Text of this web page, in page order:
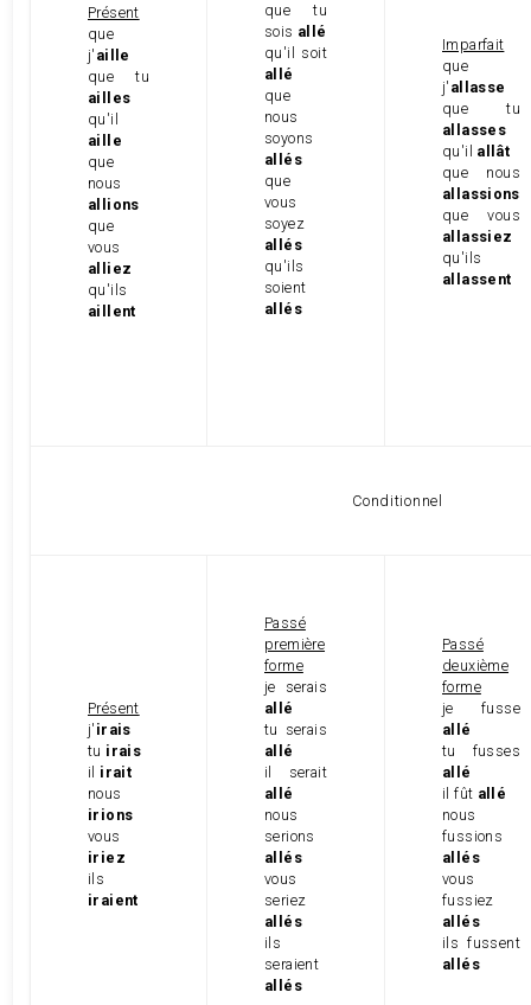
Présent
que
j' aille
que tu
ailles
qu'il
aille
que
nous
allions
que
vous
alliez
qu'ils
aillent
que tu
sois allé
qu'il soit
allé
que
nous
soyons
allés
que
vous
soyez
allés
qu'ils
soient
allés
Imparfait
que
j' allasse
que tu
allasses
qu'il allât
que nous
allassions
que vous
allassiez
qu'ils
allassent
Conditionnel
Présent
j' irais
tu irais
il irait
nous
irions
vous
iriez
ils
iraient
Passé
première
forme
je serais
allé
tu serais
allé
il serait
allé
nous
serions
allés
vous
seriez
allés
ils
seraient
allés
Passé
deuxième
forme
je fusse
allé
tu fusses
allé
il fût allé
nous
fussions
allés
vous
fussiez
allés
ils fussent
allés